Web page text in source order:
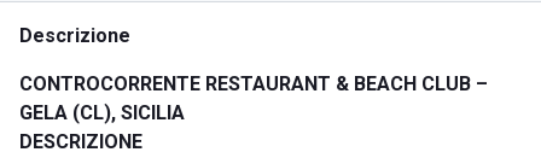
Descrizione
CONTROCORRENTE RESTAURANT & BEACH CLUB –
GELA (CL), SICILIA
DESCRIZIONE